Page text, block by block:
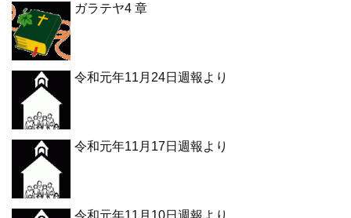
ガラテヤ4 章
令和元年11月24日週報より
令和元年11月17日週報より
令和元年11月10日週報より